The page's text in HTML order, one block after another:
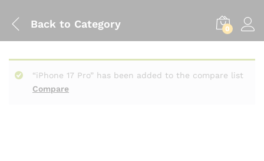
Back to Category 0
Compare
“iPhone 17 Pro” has been added to the compare list